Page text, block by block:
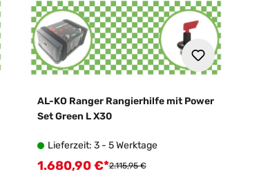
AL-KO Ranger Rangierhilfe mit Power
Set Green L X30
Lieferzeit: 3 - 5 Werktage
Verkaufspreis:
1.680,90 €*Regulärer Preis:
2.115,95 €